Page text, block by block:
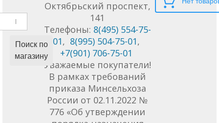
Поиск по
магазину
Октябрьский проспект,
141
Телефоны: 8(495) 554-75-
01, 8(995) 504-75-01,
+7(901) 706-75-01
Уважаемые покупатели!
В рамках требований
приказа Минсельхоза
России от 02.11.2022 №
776 «Об утверждении